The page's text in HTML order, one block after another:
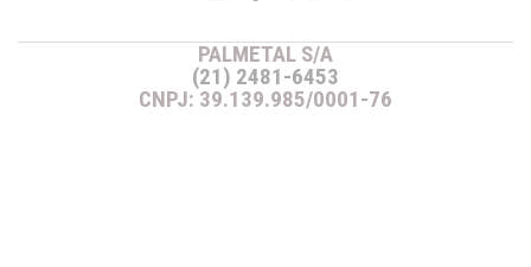
PALMETAL S/A
(21) 2481-6453
CNPJ: 39.139.985/0001-76